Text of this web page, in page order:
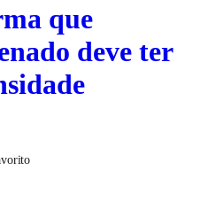
que
deve ter